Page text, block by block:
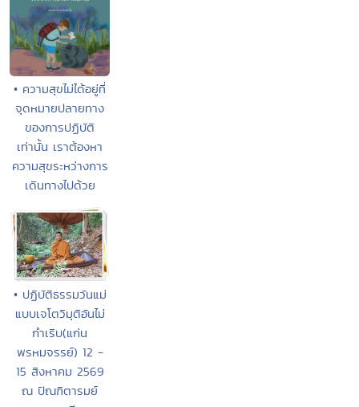
• ความสุขไม่ได้อยู่ที่
จุดหมายปลายทาง
ของการปฏิบัติ
เท่านั้น เราต้องหา
ความสุขระหว่างการ
เดินทางไปด้วย
• ปฏิบัติธรรมวันแม่
แบบเจโตวิมุติอันไม่
กำเริบ(แก่น
พรหมจรรย์) 12 -
15 สิงหาคม 2569
ณ ปัณฑิตารมย์